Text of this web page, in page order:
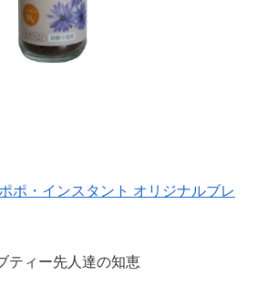
ポ・インスタント オリジナルブレ
ティー先人達の知恵